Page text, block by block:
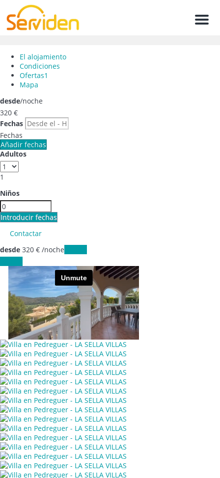
Menu
El alojamiento
Condiciones
Ofertas1
Mapa
desde/noche
320 €
Fechas
Fechas
Añadir fechas
Adultos
1
Niños
Introducir fechas
Contactar
desde 320 € /noche